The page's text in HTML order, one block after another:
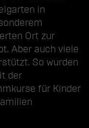
in
Ort zur
Aber auch viele
So wurden
der
für Kinder